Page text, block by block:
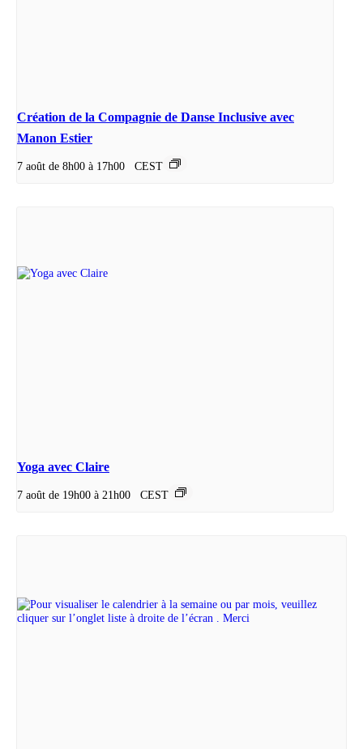
Création de la Compagnie de Danse Inclusive avec
Manon Estier
7 août de 8h00 à 17h00 CEST
Yoga avec Claire
7 août de 19h00 à 21h00 CEST